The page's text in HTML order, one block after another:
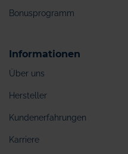
Bonusprogramm
Informationen
Über uns
Hersteller
Kundenerfahrungen
Karriere